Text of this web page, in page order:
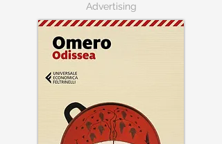
Advertising